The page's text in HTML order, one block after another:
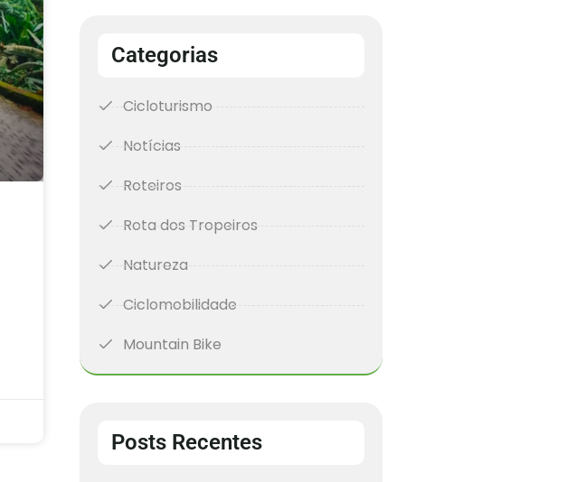
Categorias
Cicloturismo
Notícias
Roteiros
Rota dos Tropeiros
Natureza
Ciclomobilidade
Mountain Bike
Posts Recentes